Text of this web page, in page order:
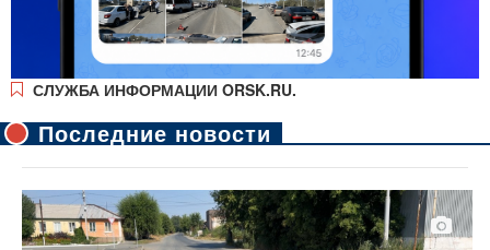
СЛУЖБА ИНФОРМАЦИИ ORSK.RU.
Последние новости